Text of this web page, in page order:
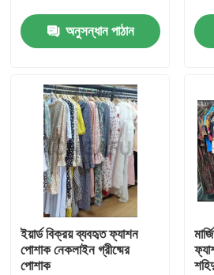
পণ্য
ভিডিও
আমাদের সম্পর্কে
কারখানা ভ্রমণ
অনুসন্ধান পাঠান
ইয়ার্ড বিক্রয় ব্যবহৃত ফ্যাশন
পোশাক নেকলাইন গ্রীষ্মের
পোশাক